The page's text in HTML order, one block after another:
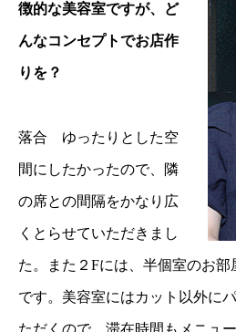
徴的な美容室ですが、ど
んなコンセプトでお店作
りを？
落合 ゆったりとした空
間にしたかったので、隣
の席との間隔をかなり広
くとらせていただきまし
た。また２Fには、半個室のお
です。美容室にはカット以外に
ただくので、滞在時間もメニュ